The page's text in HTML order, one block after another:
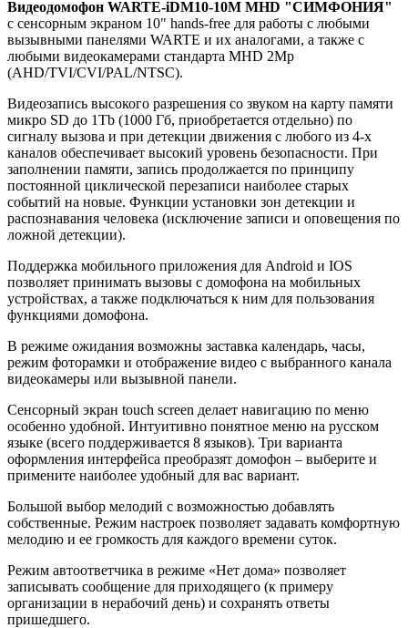
Видеодомофон WARTE-iDM10-10M MHD "СИМФОНИЯ"
с сенсорным экраном 10" hands-free для работы с любыми
вызывными панелями WARTE и их аналогами, а также с
любыми видеокамерами стандарта MHD 2Mp
(AHD/TVI/CVI/PAL/NTSC).
Видеозапись высокого разрешения со звуком на карту памяти
микро SD до 1Tb (1000 Гб, приобретается отдельно) по
сигналу вызова и при детекции движения с любого из 4-х
каналов обеспечивает высокий уровень безопасности. При
заполнении памяти, запись продолжается по принципу
постоянной циклической перезаписи наиболее старых
событий на новые. Функции установки зон детекции и
распознавания человека (исключение записи и оповещения по
ложной детекции).
Поддержка мобильного приложения для Android и IOS
позволяет принимать вызовы с домофона на мобильных
устройствах, а также подключаться к ним для пользования
функциями домофона.
В режиме ожидания возможны заставка календарь, часы,
режим фоторамки и отображение видео с выбранного канала
видеокамеры или вызывной панели.
Сенсорный экран touch screen делает навигацию по меню
особенно удобной. Интуитивно понятное меню на русском
языке (всего поддерживается 8 языков). Три варианта
оформления интерфейса преобразят домофон – выберите и
примените наиболее удобный для вас вариант.
Большой выбор мелодий с возможностью добавлять
собственные. Режим настроек позволяет задавать комфортную
мелодию и ее громкость для каждого времени суток.
Режим автоответчика в режиме «Нет дома» позволяет
записывать сообщение для приходящего (к примеру
организации в нерабочий день) и сохранять ответы
пришедшего.